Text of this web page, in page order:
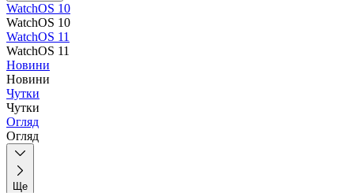
WatchOS 10
WatchOS 10
WatchOS 11
WatchOS 11
Новини
Новини
Чутки
Чутки
Огляд
Огляд
Ще